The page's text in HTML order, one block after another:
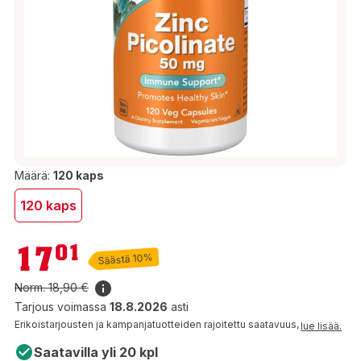
Määrä: 120 kaps
120 kaps
17,01 €
1701 Säästä 10%
Norm.18,90 €
Tarjous voimassa 18.8.2026 asti
Erikoistarjousten ja kampanjatuotteiden rajoitettu saatavuus,lue lisää.
Saatavilla yli 20 kpl